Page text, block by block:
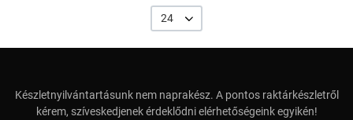
24
Készletnyilvántartásunk nem naprakész. A pontos raktárkészletről
kérem, szíveskedjenek érdeklődni elérhetőségeink egyikén!